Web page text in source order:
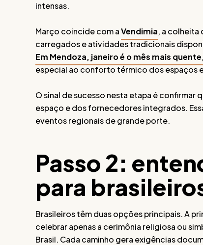
intensas.
Março coincide com aVendimia, a colheita
carregados e atividades tradicionais
Em Mendoza, janeiro é o mês mais
especial ao conforto térmico dos espaços
O sinal de sucesso nesta etapa é
espaço e dos fornecedores integrados.
eventos regionais de grande porte.
Passo 2:
para
Brasileiros têm duas opções principais. A
celebrar apenas a cerimônia religiosa ou
Brasil. Cada caminho gera exigências